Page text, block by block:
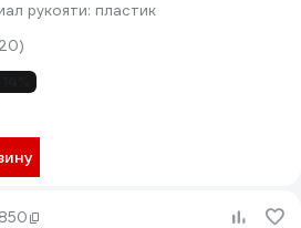
рукояти: пластик